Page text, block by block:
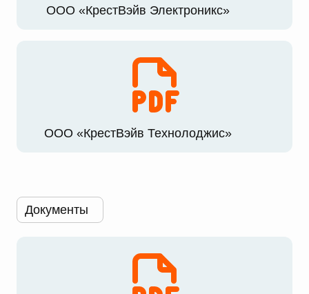
ООО «КрестВэйв Технолоджис»
ООО «КрестВэйв Электроникс»
Документы